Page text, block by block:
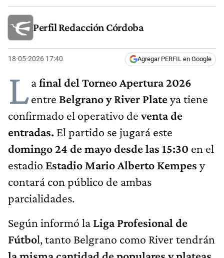
Perfil Redacción Córdoba
18-05-2026 17:40 Agregar PERFIL en Google
Lafinal del Torneo Apertura 2026
entre Belgrano y River Plateya tiene
confirmado el operativo deventa de
entradas. El partido se jugará este
domingo 24 de mayo desde las 15:30 en el
estadio Estadio Mario Alberto Kempes y
contará con público de ambas
parcialidades.
Según informó la Liga Profesional de
Fútbol, tanto Belgrano como River tendrán